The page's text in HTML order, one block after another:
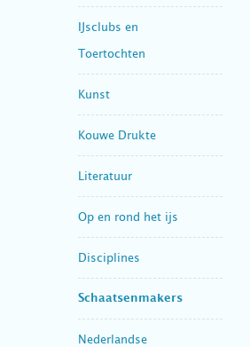
IJsclubs en
Toertochten
Kunst
Kouwe Drukte
Literatuur
Op en rond het ijs
Disciplines
Schaatsenmakers
Nederlandse